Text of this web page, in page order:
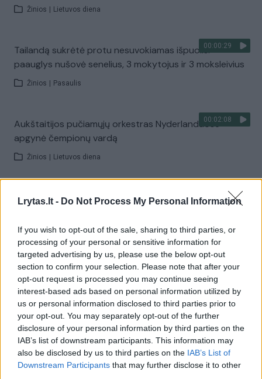
Lrytas.lt - Do Not Process My Personal Information
If you wish to opt-out of the sale, sharing to third parties, or
processing of your personal or sensitive information for
targeted advertising by us, please use the below opt-out
section to confirm your selection. Please note that after your
opt-out request is processed you may continue seeing
interest-based ads based on personal information utilized by
us or personal information disclosed to third parties prior to
your opt-out. You may separately opt-out of the further
disclosure of your personal information by third parties on the
IAB’s list of downstream participants. This information may
also be disclosed by us to third parties on the IAB’s List of
Downstream Participants that may further disclose it to other
Žinios Lietuvos diena
00:00:29
Tailandą sukrėtė protu nesuvokiamas išpuolis:
paauglys nušovė senelius, 3 mokytojus ir 3 moksleivius
Žinios Pasaulis
00:02:08
Aukštaitijos pučiamųjų orkestras Nyderlanduose
apgynė čempionų vardą
Žinios Lietuvos diena
Visi įrašai
Žiūrimiausi įrašai
00:00:30
Vaizdai iš tragiškos avarijos Vilniaus r.: dviejų moterų ir
vaiko gyvybių išgelbėti nepavyko
Žinios | Lietuvos diena
00:00:57
Savaitės vidurys nusimato karštas: temperatūra kils iki